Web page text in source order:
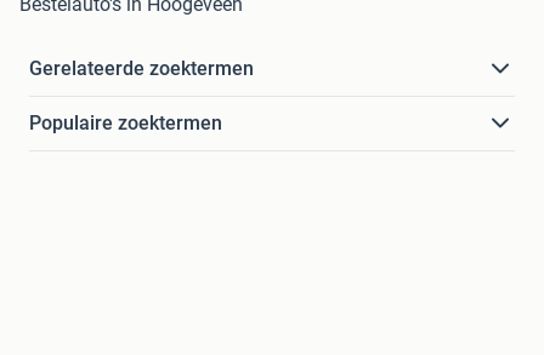
Gerelateerde zoektermen
Populaire zoektermen